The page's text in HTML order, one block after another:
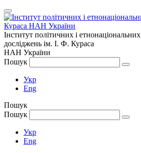
Інститут політичних і етнонаціональних
досліджень ім. І. Ф. Кураса
НАН України
Пошук
Укр
Eng
Пошук
Пошук
Укр
Eng